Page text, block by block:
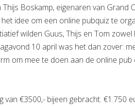
Boskamp, eigenaren van Grand
idee om een online pubquiz te
wilden Guus, Thijs en Tom
10 april was het dan zover:
om mee te doen aan de online pub
€3500,- bijeen gebracht. €1.750